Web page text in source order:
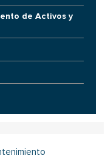
de Activos y